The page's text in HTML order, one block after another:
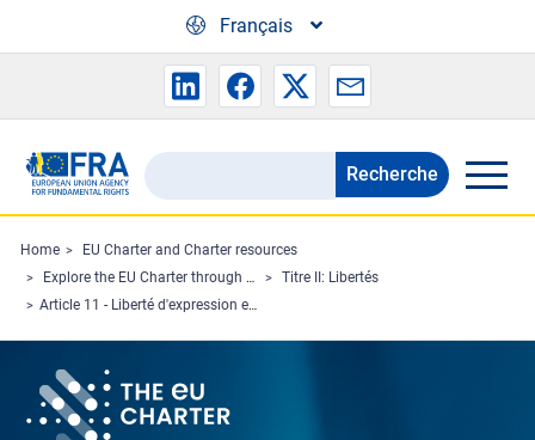
Français
Search
the
FRA
website
Recherche
Home
EU Charter and Charter resources
Explore the EU Charter through Charterpedia
Titre II: Libertés
Article 11 - Liberté d'expression et d'information